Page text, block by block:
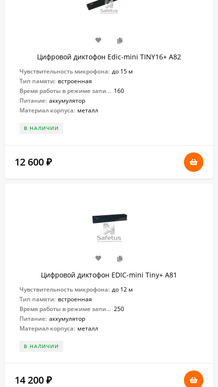
Цифровой диктофон Edic-mini TINY16+ A82
Чувствительность микрофона: до 15 м
Тип памяти: встроенная
Время работы в режиме записи: 160
Питание: аккумулятор
Материал корпуса: металл
В НАЛИЧИИ
12 600 ₽
Цифровой диктофон EDIC-mini Tiny+ A81
Чувствительность микрофона: до 12 м
Тип памяти: встроенная
Время работы в режиме записи: 250
Питание: аккумулятор
Материал корпуса: металл
В НАЛИЧИИ
14 200 ₽